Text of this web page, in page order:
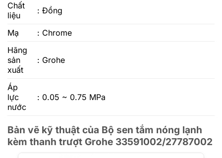
Chất
liệu
: Đồng
Mạ
: Chrome
Hãng
sản
xuất
: Grohe
Áp
lực
nước
: 0.05 ~ 0.75 MPa
Bản vẽ kỹ thuật của Bộ sen tắm nóng lạnh
kèm thanh trượt Grohe 33591002/27787002